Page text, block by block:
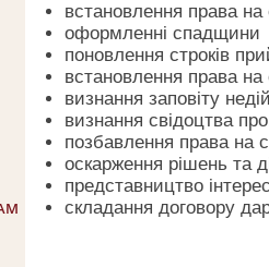
встановлення права
оформленні спадщини
поновлення строків
встановлення права на
визнання заповіту
визнання свідоцтва
позбавлення права на
оскарження рішень та
представництво
складання договору